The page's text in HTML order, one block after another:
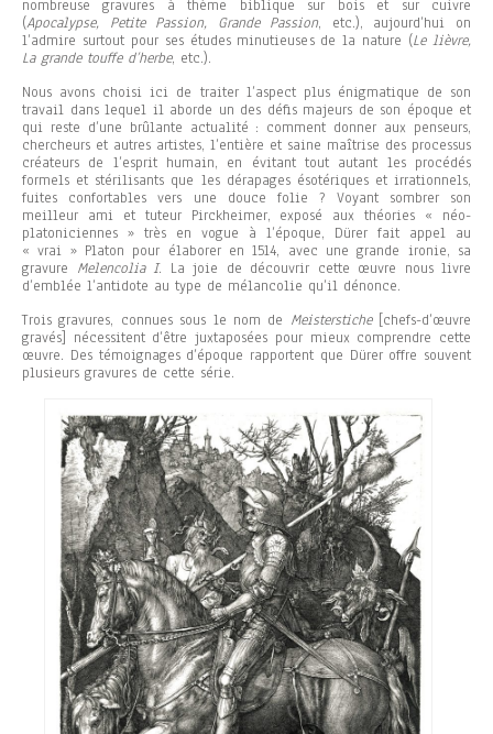
nombreuse gravures à thème biblique sur bois et sur cuivre
(Apocalypse, Petite Passion, Grande Passion, etc.), aujourd’hui on
l’admire surtout pour ses études minutieuses de la nature (Le lièvre,
La grande touffe d’herbe, etc.).
Nous avons choisi ici de traiter l’aspect plus énigmatique de son
travail dans lequel il aborde un des défis majeurs de son époque et
qui reste d’une brûlante actualité : comment donner aux penseurs,
chercheurs et autres artistes, l’entière et saine maîtrise des processus
créateurs de l’esprit humain, en évitant tout autant les procédés
formels et stérilisants que les dérapages ésotériques et irrationnels,
fuites confortables vers une douce folie ? Voyant sombrer son
meilleur ami et tuteur Pirckheimer, exposé aux théories « néo-
platoniciennes » très en vogue à l’époque, Dürer fait appel au
« vrai » Platon pour élaborer en 1514, avec une grande ironie, sa
gravure Melencolia I. La joie de découvrir cette œuvre nous livre
d’emblée l’antidote au type de mélancolie qu’il dénonce.
Trois gravures, connues sous le nom de Meisterstiche[chefs-d’œuvre
gravés] nécessitent d’être juxtaposées pour mieux comprendre cette
œuvre. Des témoignages d’époque rapportent que Dürer offre souvent
plusieurs gravures de cette série.